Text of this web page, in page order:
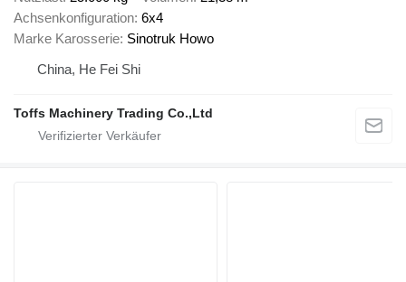
Achsenkonfiguration 6x4
Marke Karosserie Sinotruk Howo
China, He Fei Shi
Toffs Machinery Trading Co.,Ltd